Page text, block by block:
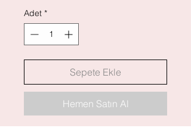
Adet *
Sepete Ekle
Hemen Satın Al